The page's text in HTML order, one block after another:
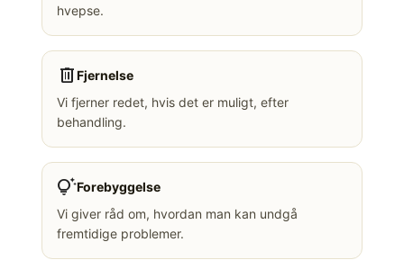
hvepse.
deleteFjernelse
Vi fjerner redet, hvis det er muligt, efter
behandling.
tips_and_updatesForebyggelse
Vi giver råd om, hvordan man kan undgå
fremtidige problemer.